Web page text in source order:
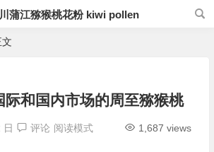
蒲江猕猴桃花粉 kiwi pollen
文
际和国内市场的周至猕猴桃
评论 1,687 views
阅读模式